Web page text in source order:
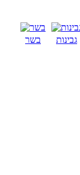
בשר גבינות